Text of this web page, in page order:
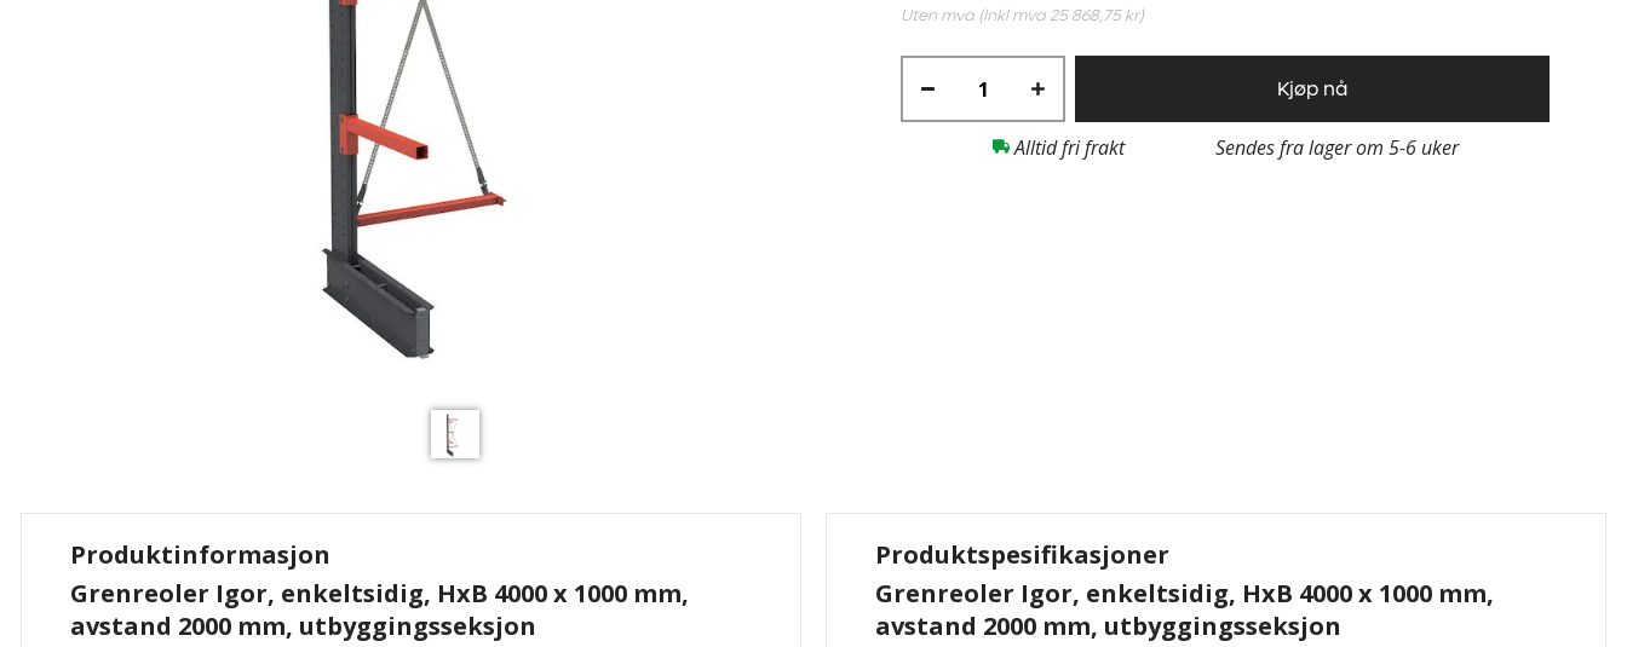
Uten mva (Inkl mva 25 868,75 kr)
Kjøp nå
Alltid fri frakt Sendes fra lager om 5-6 uker
Produktinformasjon
Grenreoler Igor, enkeltsidig, HxB 4000 x 1000 mm,
avstand 2000 mm, utbyggingsseksjon
Produktspesifikasjoner
Grenreoler Igor, enkeltsidig, HxB 4000 x 1000 mm,
avstand 2000 mm, utbyggingsseksjon